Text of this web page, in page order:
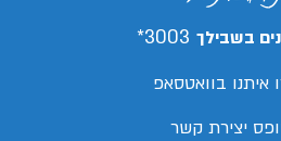
בשבילך 3003*
איתנו בוואטסאפ
יצירת קשר